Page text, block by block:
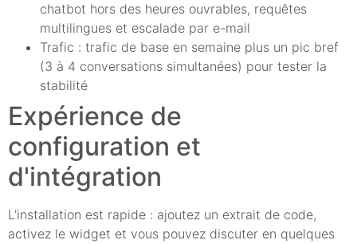
chatbot hors des heures ouvrables, requêtes
multilingues et escalade par e-mail
Trafic : trafic de base en semaine plus un pic bref
(3 à 4 conversations simultanées) pour tester la
stabilité
Expérience de
configuration et
d'intégration
L'installation est rapide : ajoutez un extrait de code,
activez le widget et vous pouvez discuter en quelques